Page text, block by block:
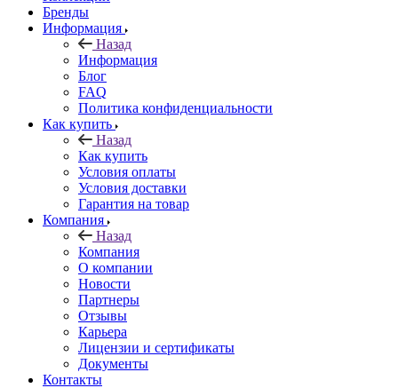
Бренды
Информация
Назад
Информация
Блог
FAQ
Политика конфиденциальности
Как купить
Назад
Как купить
Условия оплаты
Условия доставки
Гарантия на товар
Компания
Назад
Компания
О компании
Новости
Партнеры
Отзывы
Карьера
Лицензии и сертификаты
Документы
Контакты